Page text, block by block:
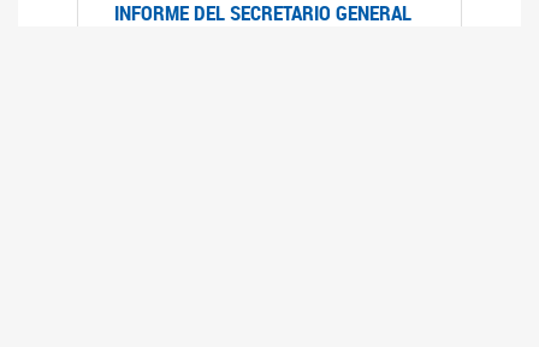
INFORME DEL SECRETARIO GENERAL